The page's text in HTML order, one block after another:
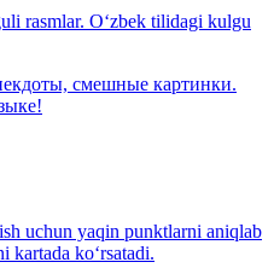
rasmlar. O‘zbek tilidagi kulgu
смешные картинки.
uchun yaqin punktlarni aniqlab
kartada ko‘rsatadi.